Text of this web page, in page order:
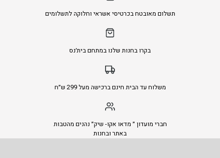
תשלום מאובטח בכרטיסי אשראי וחלוקה לתשלומים
בקרו בחנות שלנו במתחם בית׳נס
משלוח עד הבית חינם ברכישה מעל 299 ש״ח
חברי מועדון ״ מדאו אקו- שיק״ נהנים מהטבות
באתר ובחנות